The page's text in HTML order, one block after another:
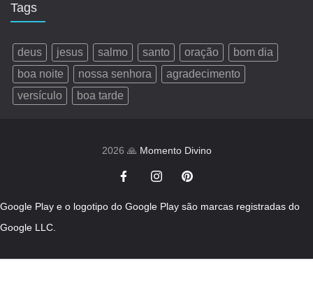
Tags
deus jesus salmo santo oração
bom dia
boa noite
nossa senhora
agradecimento
versículo
boa tarde
2026 🙏 Momento Divino
Google Play e o logotipo do Google Play são marcas registradas do
Google LLC.